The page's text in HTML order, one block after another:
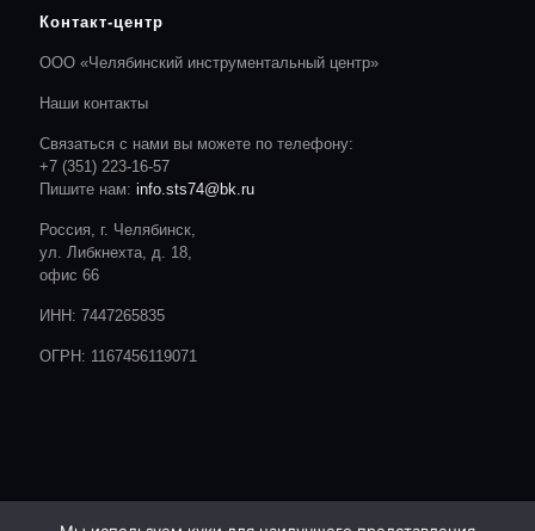
Контакт-центр
ООО «Челябинский инструментальный центр»
Наши контакты
Связаться с нами вы можете по телефону:
+7 (351) 223-16-57
Пишите нам: info.sts74@bk.ru
Россия, г. Челябинск,
ул. Либкнехта, д. 18,
офис 66
ИНН: 7447265835
ОГРН: 1167456119071